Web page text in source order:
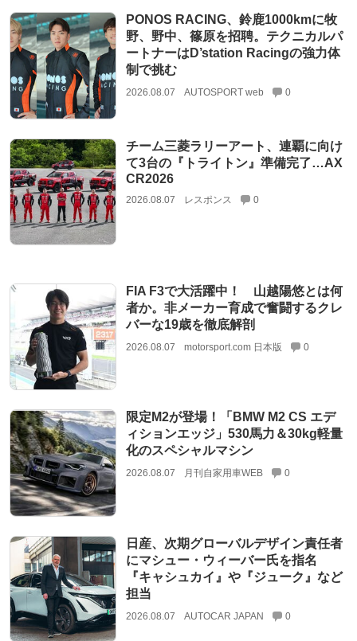
PONOS RACING、鈴鹿1000kmに牧
野、野中、篠原を招聘。テクニカルパ
ートナーはD’station Racingの強力体
制で挑む
2026.08.07 AUTOSPORT web 0
チーム三菱ラリーアート、連覇に向け
て3台の『トライトン』準備完了…AX
CR2026
2026.08.07 レスポンス 0
FIA F3で大活躍中！ 山越陽悠とは何
者か。非メーカー育成で奮闘するクレ
バーな19歳を徹底解剖
2026.08.07 motorsport.com 日本版 0
限定M2が登場！「BMW M2 CS エデ
ィションエッジ」530馬力＆30kg軽量
化のスペシャルマシン
2026.08.07 月刊自家用車WEB 0
日産、次期グローバルデザイン責任者
にマシュー・ウィーバー氏を指名
『キャシュカイ』や『ジューク』など
担当
2026.08.07 AUTOCAR JAPAN 0